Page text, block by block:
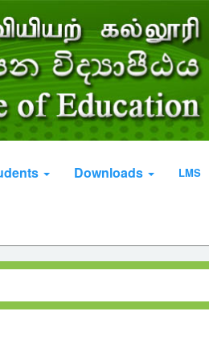
Downloads LMS